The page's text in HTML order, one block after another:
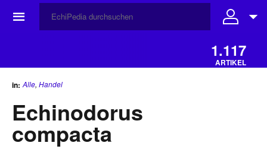
☰
1.117
ARTIKEL
in: Alle, Handel
Echinodorus
compacta